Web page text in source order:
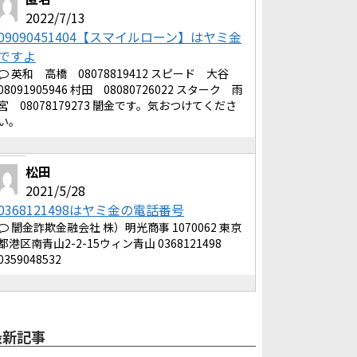
2022/7/13
【スマイルローン】はヤミ金
すよ
英和 高橋 08078819412 スピード 大谷
村田 08080726022 スターク 雨
08078179273 闇金です。気おつけてくださ
。
松田
2021/5/28
はヤミ金の電話番号
闇金詐欺金融会社 株）明光商事 1070062 東京
港区南青山2-2-15ウィン青山 0368121498
記事